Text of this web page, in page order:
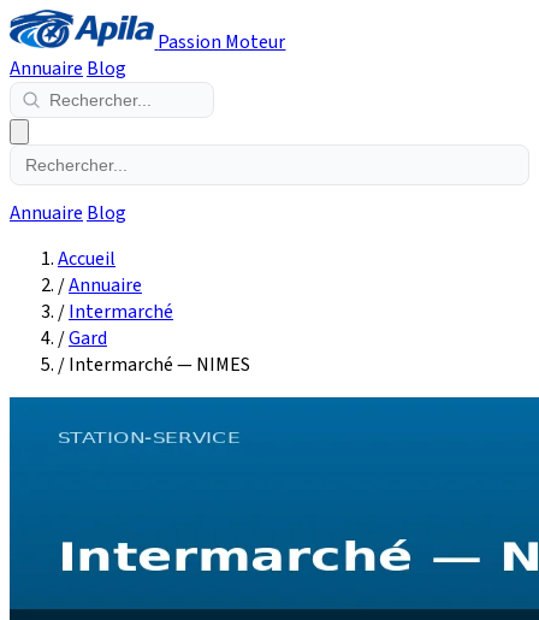
Passion Moteur
Annuaire Blog
Annuaire Blog
Accueil
/Annuaire
/Intermarché
/Gard
/Intermarché — NIMES